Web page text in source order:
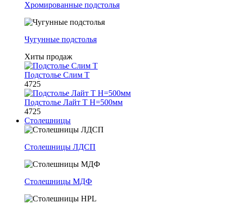
Хромированные подстолья
Чугунные подстолья
Хиты продаж
Подстолье Слим Т
4725
Подстолье Лайт Т H=500мм
4725
Столешницы
Столешницы ЛДСП
Столешницы МДФ